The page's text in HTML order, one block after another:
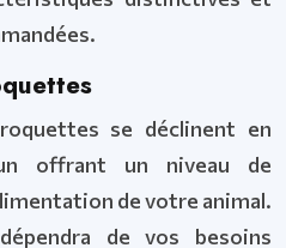
se déclinent en
offrant un niveau de
de votre animal.
de vos besoins